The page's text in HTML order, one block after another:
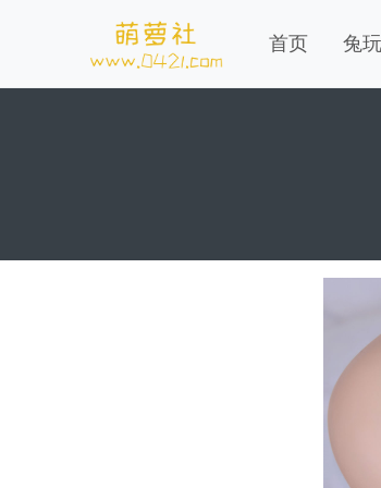
首页 兔